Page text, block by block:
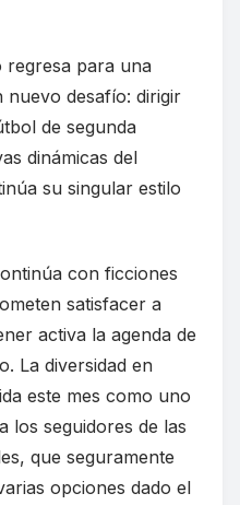
regresa para una
desafío: dirigir
de segunda
dinámicas del
su singular estilo
con ficciones
satisfacer a
activa la agenda de
La diversidad en
este mes como uno
los seguidores de las
que seguramente
opciones dado el